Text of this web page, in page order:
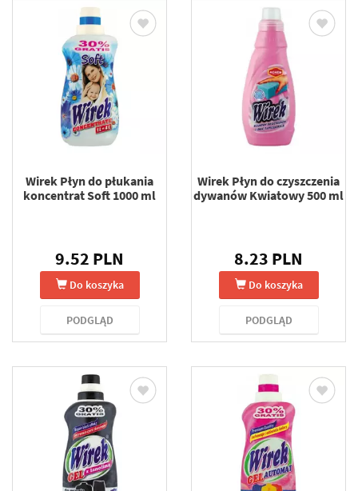
Wirek Płyn do płukania
koncentrat Soft 1000 ml
9.52 PLN
Do koszyka
PODGLĄD
Wirek Płyn do czyszczenia
dywanów Kwiatowy 500 ml
8.23 PLN
Do koszyka
PODGLĄD